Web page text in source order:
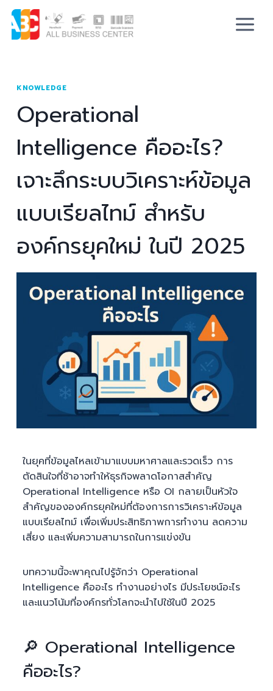
KNOWLEDGE
Operational
Intelligence คืออะไร?
เจาะลึกระบบวิเคราะห์ข้อมูล
แบบเรียลไทม์ สำหรับ
องค์กรยุคใหม่ ในปี 2025
ในยุคที่ข้อมูลไหลเข้ามาแบบมหาศาลและรวดเร็ว การ
ตัดสินใจที่ช้าอาจทำให้ธุรกิจพลาดโอกาสสำคัญ
Operational Intelligence หรือ OI กลายเป็นหัวใจ
สำคัญขององค์กรยุคใหม่ที่ต้องการการวิเคราะห์ข้อมูล
แบบเรียลไทม์ เพื่อเพิ่มประสิทธิภาพการทำงาน ลดความ
เสี่ยง และเพิ่มความสามารถในการแข่งขัน
บทความนี้จะพาคุณไปรู้จักว่า Operational
Intelligence คืออะไร ทำงานอย่างไร มีประโยชน์อะไร
และแนวโน้มที่องค์กรทั่วโลกจะนำไปใช้ในปี 2025
🔎 Operational Intelligence
คืออะไร?